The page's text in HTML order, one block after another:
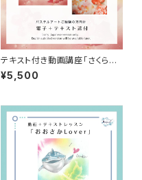
テキスト付き動画講座「さくらCe
lebration」（電子教材＋テキス
ト送付）
¥5,500